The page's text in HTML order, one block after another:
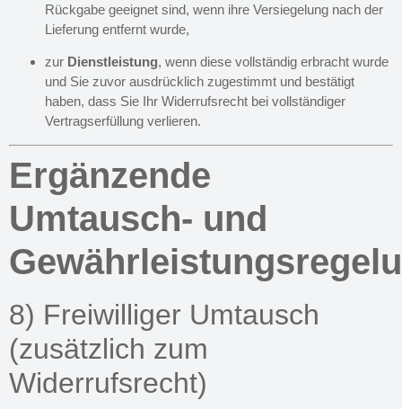
Rückgabe geeignet sind, wenn ihre Versiegelung nach der
Lieferung entfernt wurde,
zur Dienstleistung, wenn diese vollständig erbracht wurde
und Sie zuvor ausdrücklich zugestimmt und bestätigt
haben, dass Sie Ihr Widerrufsrecht bei vollständiger
Vertragserfüllung verlieren.
Ergänzende
Umtausch- und
8) Freiwilliger Umtausch
(zusätzlich zum
Widerrufsrecht)